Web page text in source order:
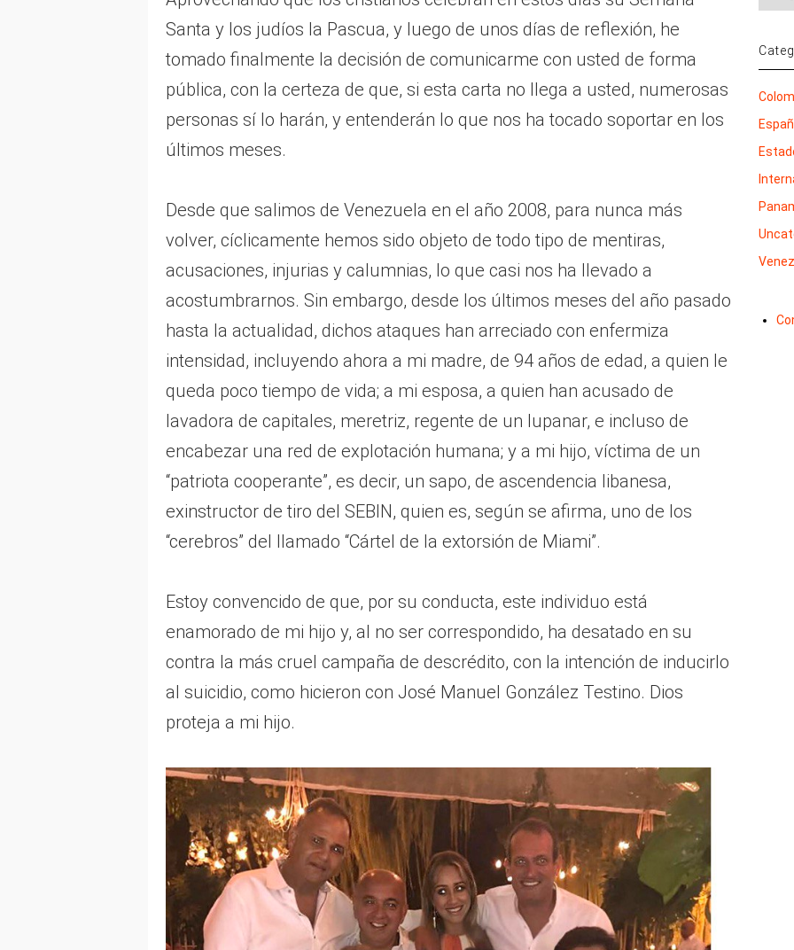
Santa y los judíos la Pascua, y luego de unos días de reflexión, he
tomado finalmente la decisión de comunicarme con usted de forma
pública, con la certeza de que, si esta carta no llega a usted, numerosas
personas sí lo harán, y entenderán lo que nos ha tocado soportar en los
últimos meses.
Desde que salimos de Venezuela en el año 2008, para nunca más
volver, cíclicamente hemos sido objeto de todo tipo de mentiras,
acusaciones, injurias y calumnias, lo que casi nos ha llevado a
acostumbrarnos. Sin embargo, desde los últimos meses del año pasado
hasta la actualidad, dichos ataques han arreciado con enfermiza
intensidad, incluyendo ahora a mi madre, de 94 años de edad, a quien le
queda poco tiempo de vida; a mi esposa, a quien han acusado de
lavadora de capitales, meretriz, regente de un lupanar, e incluso de
encabezar una red de explotación humana; y a mi hijo, víctima de un
“patriota cooperante”, es decir, un sapo, de ascendencia libanesa,
exinstructor de tiro del SEBIN, quien es, según se afirma, uno de los
“cerebros” del llamado “Cártel de la extorsión de Miami”.
Estoy convencido de que, por su conducta, este individuo está
enamorado de mi hijo y, al no ser correspondido, ha desatado en su
contra la más cruel campaña de descrédito, con la intención de inducirlo
al suicidio, como hicieron con José Manuel González Testino. Dios
proteja a mi hijo.